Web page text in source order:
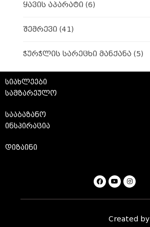
ყავის აპარატი (6)
შემრევი (41)
ჭურჭლის სარეცხი მანქანა (5)
სიახლეები
სამზარეულო
სააბაზანო
ინსპირაცია
დიზაინი
Created by